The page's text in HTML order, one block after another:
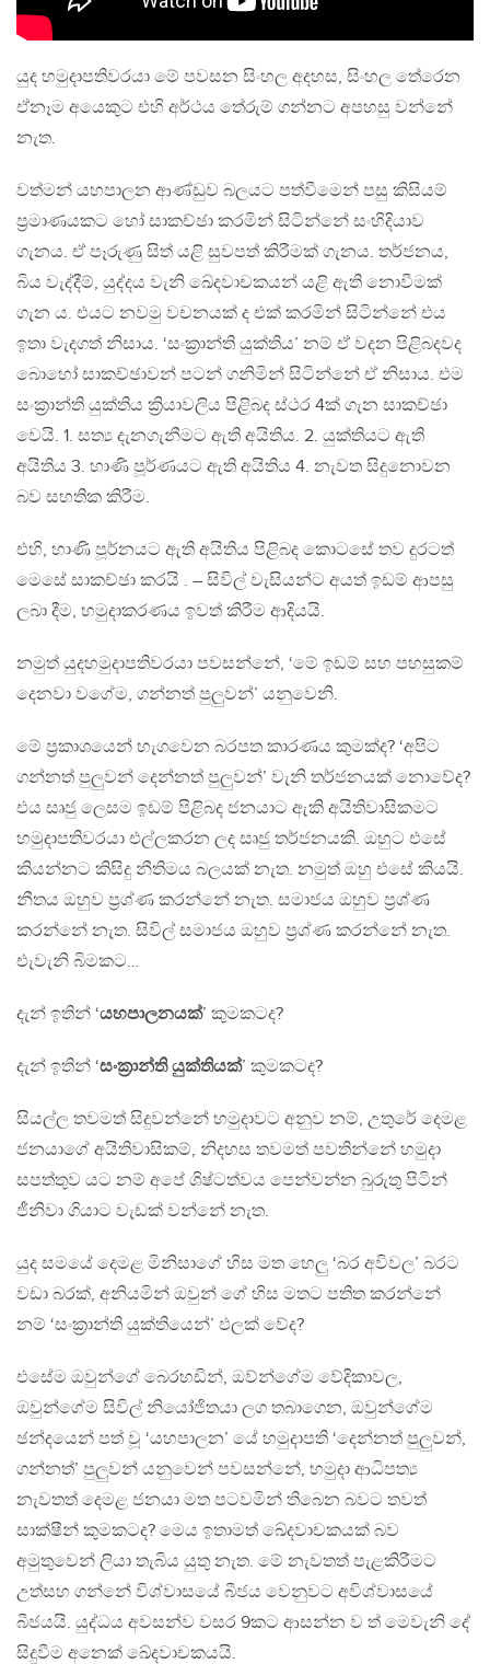
යුද හමුදාපතිවරයා මේ පවසන සිංහල අදහස, සිංහල තේරෙන
ඒනෑම අයෙකුට එහි අර්ථය තේරුම් ගන්නට අපහසු වන්නේ
නැත.
වත්මන් යහපාලන ආණ්ඩුව බලයට පත්වීමෙන් පසු කිසියම්
ප්‍රමාණයකට හෝ සාකච්ඡා කරමින් සිටින්නේ සංහිදියාව
ගැනය. ඒ පෑරුණු සිත් යළි සුවපත් කිරීමක් ගැනය. තර්ජනය,
බිය වැද්දීම්, යුද්දය වැනි ඛේදවාචකයන් යළි ඇති නොවීමක්
ගැන ය. එයට නවමු වචනයක් ද එක් කරමින් සිටින්නේ එය
ඉතා වැදගත් නිසාය. ‘සංක්‍රාන්ති යුක්තිය’ නම් ඒ වදන පිළිබදවද
බොහෝ සාකච්ඡාවන් පටන් ගනිමින් සිටින්නේ ඒ නිසාය. එම
සංක්‍රාන්ති යුක්තිය ක්‍රියාවලිය පිළිබද ස්ථර 4ක් ගැන සාකච්ඡා
වෙයි. 1. සත්‍ය දැනගැනීමට ඇති අයිතිය. 2. යුක්තියට ඇති
අයිතිය 3. හාණි පූර්ණයට ඇති අයිතිය 4. නැවත සිදුනොවන
බව සහතික කිරීම.
එහි, හාණි පූර්නයට ඇති අයිතිය පිළිබද කොටසේ තව දුරටත්
මෙසේ සාකච්ඡා කරයි . – සිවිල් වැසියන්ට අයත් ඉඩම් ආපසු
ලබා දීම, හමුදාකරණය ඉවත් කිරීම ආදියයි.
නමුත් යුදහමුදාපතිවරයා පවසන්නේ, ‘මේ ඉඩම් සහ පහසුකම්
දෙනවා වගේම, ගන්නත් පුලුවන්’ යනුවෙනි.
මේ ප්‍රකාශයෙන් හැගවෙන බරපත කාරණය කුමක්ද? ‘අපිට
ගන්නත් පුලුවන් දෙන්නත් පුලුවන්’ වැනි තර්ජනයක් නොවේද?
එය සෘජු ලෙසම ඉඩම් පිළිබද ජනයාට ඇකි අයිතිවාසිකමට
හමුදාපතිවරයා එල්ලකරන ලද සෘජු තර්ජනයකි. ඔහුට එසේ
කියන්නට කිසිදු නීතිමය බලයක් නැත. නමුත් ඔහු එසේ කියයි.
නීතය ඔහුව ප්‍රශ්ණ කරන්නේ නැත. සමාජය ඔහුව ප්‍රශ්ණ
කරන්නේ නැත. සිවිල් සමාජය ඔහුව ප්‍රශ්ණ කරන්නේ නැත.
එැවැනි බිමකට…
දැන් ඉතින් ‘යහපාලනයක්’ කුමකටද?
දැන් ඉතින් ‘සංක්‍රාන්ති යුක්තියක්’ කුමකටද?
සියල්ල තවමත් සිදුවන්නේ හමුදාවට අනුව නම්, උතුරේ දෙමළ
ජනයාගේ අයිතිවාසිකම්, නිදහස තවමත් පවතින්නේ හමුදා
සපත්තුව යට නම් අපේ ශිෂ්ටත්වය පෙන්වන්න බුරුතු පිටින්
ජීනිවා ගියාට වැඩක් වන්නේ නැත.
යුද සමයේ දෙමළ මිනිසාගේ හිස මත හෙලු ‘බර අවිවල’ බරට
වඩා බරක්, අනියමින් ඔවුන් ගේ හිස මතට පතිත කරන්නේ
නම් ‘සංක්‍රාන්ති යුක්තියෙන්’ ඵලක් වේද?
එසේම ඔවුන්ගේ බෙරහඩින්, ඔව්න්ගේම වේදිකාවල,
ඔවුන්ගේම සිවිල් නියෝජිතයා ලග තබාගෙන, ඔවුන්ගේම
ඡන්දයෙන් පත් වූ ‘යහපාලන’ යේ හමුදාපති ‘දෙන්නත් පුලුවන්,
ගන්නත්’ පුලුවන් යනුවෙන් පවසන්නේ, හමුදා ආධිපත්‍ය
නැවතත් දෙමළ ජනයා මත පටවමින් තිබෙන බවට තවත්
සාක්ෂීන් කුමකටද? මෙය ඉතාමත් ඛේදවාචකයක් බව
අමුතුවෙන් ලියා තැබිය යුතු නැත. මේ නැවතත් පැළකිරීමට
උත්සහ ගන්නේ විශ්වාසයේ බීජය වෙනුවට අවිශ්වාසයේ
බීජයයි. යුද්ධය අවසන්ව වසර 9කට ආසන්න ව ත් මෙවැනි දේ
සිදුවීම අනෙක් ඛේදවාචකයයි.